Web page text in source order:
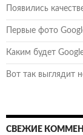
Появились
Первые фото
Каким будет
Вот так выглядит
СВЕЖИЕ